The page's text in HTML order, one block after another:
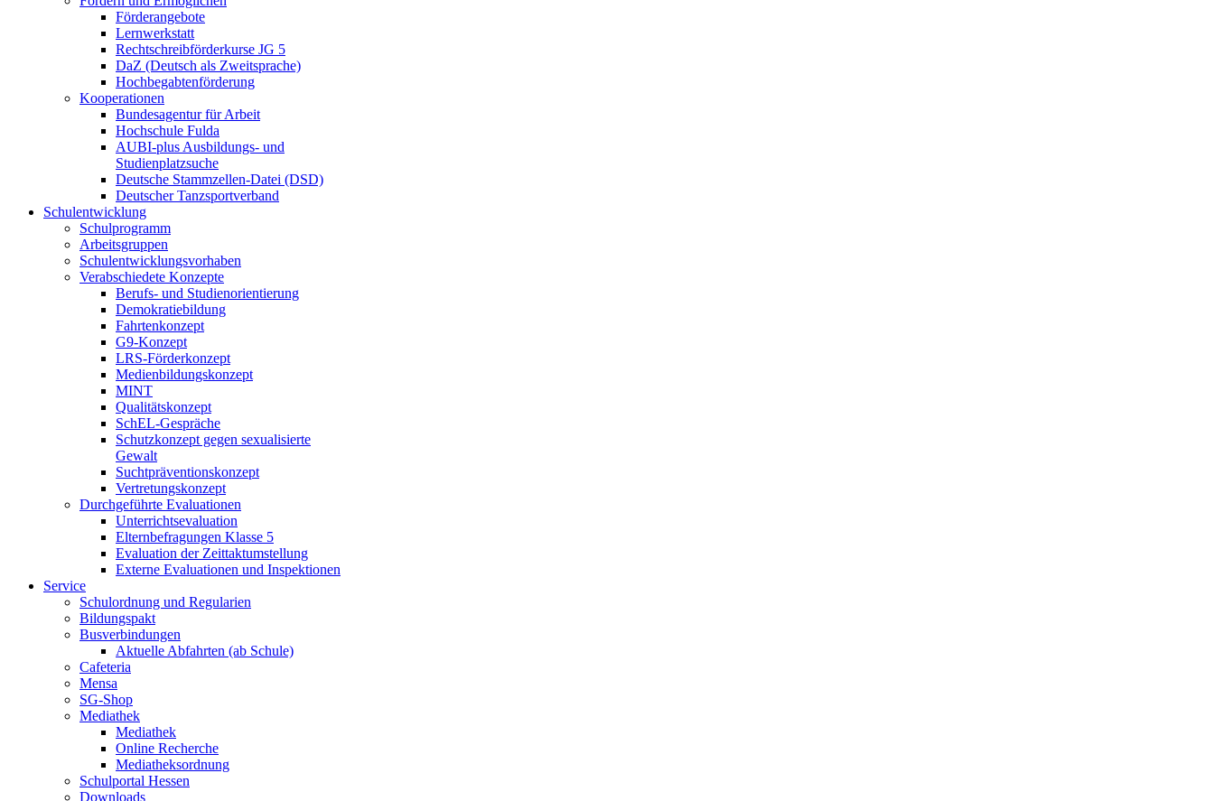
Förderangebote
Lernwerkstatt
Rechtschreibförderkurse JG 5
DaZ (Deutsch als Zweitsprache)
Hochbegabtenförderung
Kooperationen
Bundesagentur für Arbeit
Hochschule Fulda
AUBI-plus Ausbildungs- und
Studienplatzsuche
Deutsche Stammzellen-Datei (DSD)
Deutscher Tanzsportverband
Schulentwicklung
Schulprogramm
Arbeitsgruppen
Schulentwicklungsvorhaben
Verabschiedete Konzepte
Berufs- und Studienorientierung
Demokratiebildung
Fahrtenkonzept
G9-Konzept
LRS-Förderkonzept
Medienbildungskonzept
MINT
Qualitätskonzept
SchEL-Gespräche
Schutzkonzept gegen sexualisierte
Gewalt
Suchtpräventionskonzept
Vertretungskonzept
Durchgeführte Evaluationen
Unterrichtsevaluation
Elternbefragungen Klasse 5
Evaluation der Zeittaktumstellung
Externe Evaluationen und Inspektionen
Service
Schulordnung und Regularien
Bildungspakt
Busverbindungen
Aktuelle Abfahrten (ab Schule)
Cafeteria
Mensa
SG-Shop
Mediathek
Mediathek
Online Recherche
Mediatheksordnung
Schulportal Hessen
Downloads